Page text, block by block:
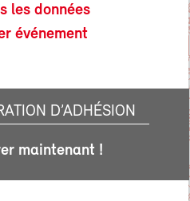
les données
événement
D’ADHÉSION
maintenant !